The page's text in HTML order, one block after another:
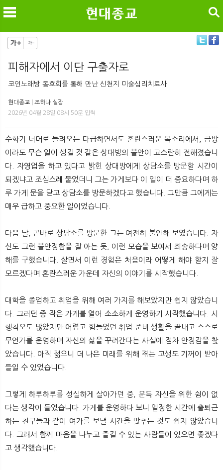
메
뉴 색
검색
피해자에서 이단 구출자로
코인노래방 동호회를 통해 만난 신천지 미술심리치료사
현대종교 | 조하나 실장
2026년 04월 28일 08시 50분 입력
수화기 너머로 들려오는 다급하면서도 혼란스러운 목소리에서, 금방
이라도 무슨 일이 생길 것 같은 상대방의 불안이 고스란히 전해졌습니
다. 자영업을 하고 있다고 밝힌 상대방에게 상담소를 방문할 시간이
되겠냐고 조심스레 물었더니 그는 가게보다 이 일이 더 중요하다며 하
루 가게 문을 닫고 상담소를 방문하겠다고 했습니다. 그만큼 그에게는
매우 급하고 중요한 일이었습니다.
다음 날, 곧바로 상담소를 방문한 그는 여전히 불안해 보였습니다. 자
신도 그런 불안정함을 잘 아는 듯, 이런 모습을 보여서 죄송하다며 양
해를 구했습니다. 살면서 이런 경험은 처음이라 어떻게 해야 할지 잘
모르겠다며 혼란스러운 가운데 자신의 이야기를 시작했습니다.
대학을 졸업하고 취업을 위해 여러 가지를 해보았지만 쉽지 않았습니
다. 그러던 중 작은 가게를 열어 소소하게 운영하기 시작했습니다. 시
행착오도 많았지만 어렵고 힘들었던 취업 준비 생활을 끝내고 스스로
무언가를 운영하며 자신의 삶을 꾸려간다는 사실에 점차 안정감을 찾
았습니다. 아직 젊으니 더 나은 미래를 위해 겪는 고생도 기꺼이 받아
들일 수 있었습니다.
그렇게 하루하루를 성실하게 살아가던 중, 문득 자신을 위한 쉼이 없
다는 생각이 들었습니다. 가게를 운영하다 보니 일정한 시간에 출퇴근
하는 친구들과 같이 여가를 보낼 시간을 맞추는 것도 쉽지 않았습니
다. 그래서 함께 마음을 나누고 즐길 수 있는 사람들이 있으면 좋겠다
고 생각했습니다.